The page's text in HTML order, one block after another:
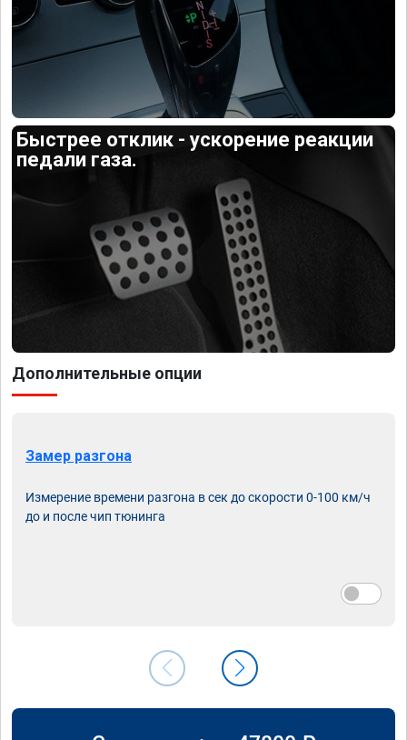
Быстрее отклик - ускорение реакции
педали газа.
Дополнительные опции
Замер разгона
Измерение времени разгона в сек до скорости 0-100 км/ч
до и после чип тюнинга